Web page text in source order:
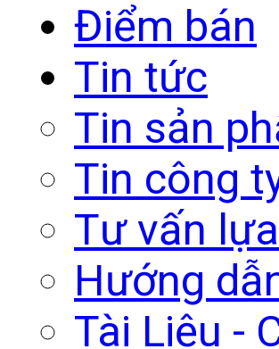
Điểm bán
Tin tức
Tin sản
Tin công
Tư vấn
Hướng
Tài Liệu -